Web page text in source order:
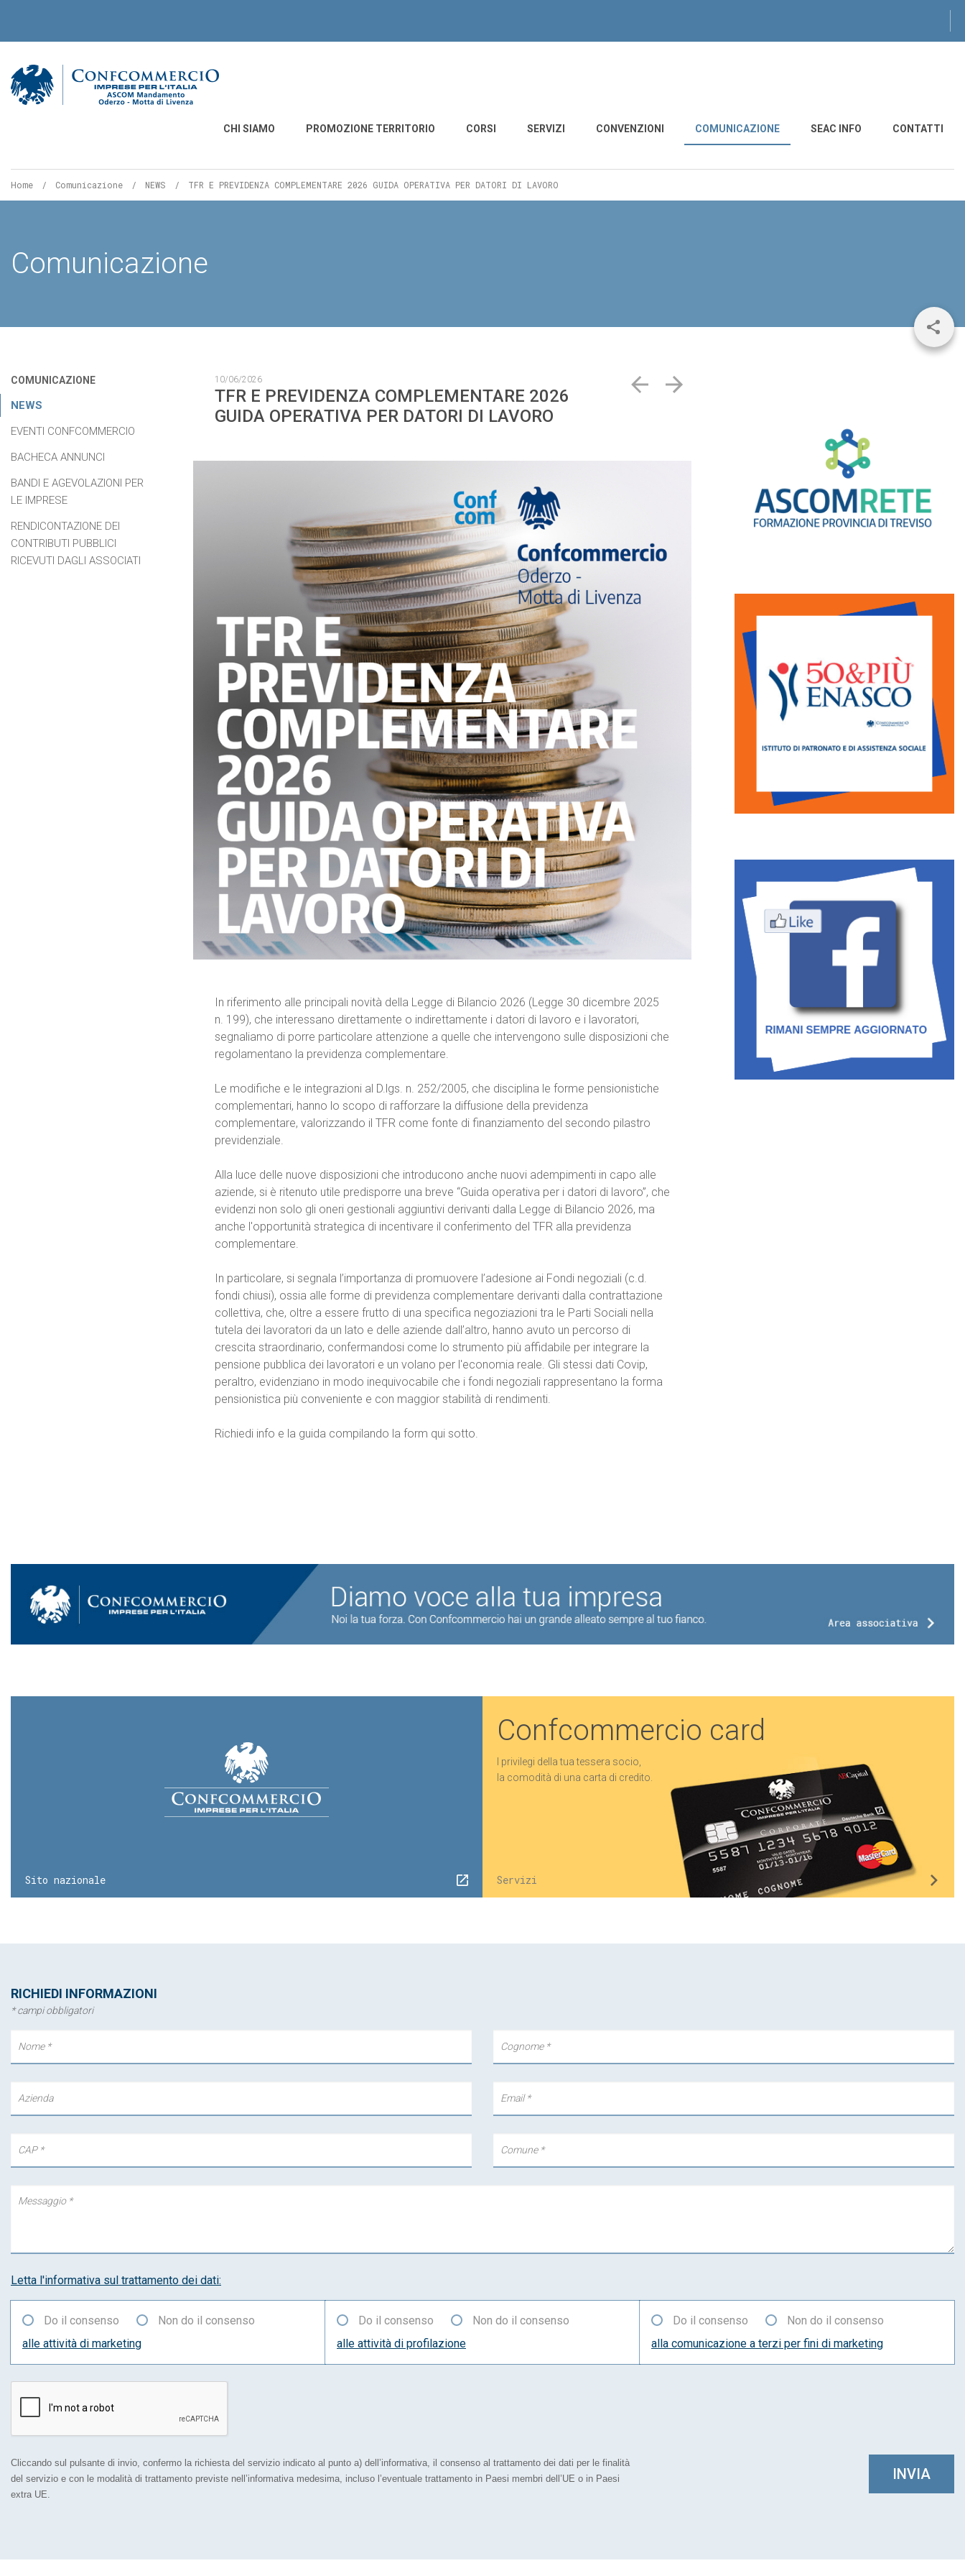
CHI SIAMO PROMOZIONE TERRITORIO CORSI SERVIZI CONVENZIONI COMUNICAZIONE SEAC INFO CONTATTI
Home Comunicazione NEWS
Pagina
corrente:
TFR E PREVIDENZA COMPLEMENTARE 2026 GUIDA OPERATIVA PER DATORI DI LAVORO
Comunicazione
Share
COMUNICAZIONE
NEWS
EVENTI CONFCOMMERCIO
BACHECA ANNUNCI
BANDI E AGEVOLAZIONI PER
LE IMPRESE
RENDICONTAZIONE DEI
CONTRIBUTI PUBBLICI
RICEVUTI DAGLI ASSOCIATI
10/06/2026
TFR E PREVIDENZA COMPLEMENTARE 2026
GUIDA OPERATIVA PER DATORI DI LAVORO
In riferimento alle principali novità della Legge di Bilancio 2026 (Legge 30 dicembre 2025
n. 199), che interessano direttamente o indirettamente i datori di lavoro e i lavoratori,
segnaliamo di porre particolare attenzione a quelle che intervengono sulle disposizioni che
regolamentano la previdenza complementare.
Le modifiche e le integrazioni al D.lgs. n. 252/2005, che disciplina le forme pensionistiche
complementari, hanno lo scopo di rafforzare la diffusione della previdenza
complementare, valorizzando il TFR come fonte di finanziamento del secondo pilastro
previdenziale.
Alla luce delle nuove disposizioni che introducono anche nuovi adempimenti in capo alle
aziende, si è ritenuto utile predisporre una breve “Guida operativa per i datori di lavoro”, che
evidenzi non solo gli oneri gestionali aggiuntivi derivanti dalla Legge di Bilancio 2026, ma
anche l'opportunità strategica di incentivare il conferimento del TFR alla previdenza
complementare.
In particolare, si segnala l’importanza di promuovere l’adesione ai Fondi negoziali (c.d.
fondi chiusi), ossia alle forme di previdenza complementare derivanti dalla contrattazione
collettiva, che, oltre a essere frutto di una specifica negoziazioni tra le Parti Sociali nella
tutela dei lavoratori da un lato e delle aziende dall’altro, hanno avuto un percorso di
crescita straordinario, confermandosi come lo strumento più affidabile per integrare la
pensione pubblica dei lavoratori e un volano per l'economia reale. Gli stessi dati Covip,
peraltro, evidenziano in modo inequivocabile che i fondi negoziali rappresentano la forma
pensionistica più conveniente e con maggior stabilità di rendimenti.
Richiedi info e la guida compilando la form qui sotto.
Sito nazionale
Confcommercio card
I privilegi della tua tessera socio,
la comodità di una carta di credito.
Servizi
RICHIEDI INFORMAZIONI
* campi obbligatori
Letta l'informativa sul trattamento dei dati:
Do il consenso
Non do il consenso
alle attività di marketing
Do il consenso
Non do il consenso
alle attività di profilazione
Do il consenso
Non do il consenso
alla comunicazione a terzi per fini di marketing
Cliccando sul pulsante di invio, confermo la richiesta del servizio indicato al punto a) dell’informativa, il consenso al trattamento dei dati per le finalità
del servizio e con le modalità di trattamento previste nell’informativa medesima, incluso l’eventuale trattamento in Paesi membri dell’UE o in Paesi
extra UE.
INVIA